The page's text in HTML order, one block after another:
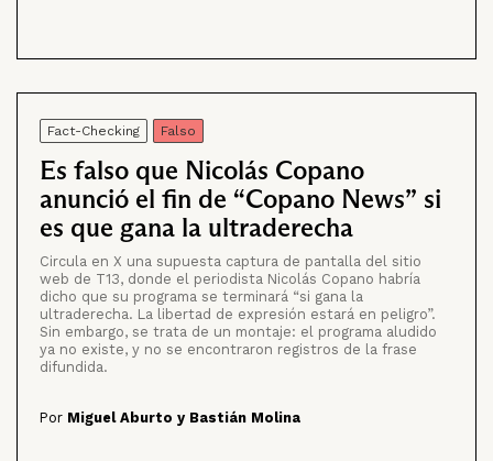
Fact-Checking Falso
Es falso que Nicolás Copano
anunció el fin de “Copano News” si
es que gana la ultraderecha
Circula en X una supuesta captura de pantalla del sitio
web de T13, donde el periodista Nicolás Copano habría
dicho que su programa se terminará “si gana la
ultraderecha. La libertad de expresión estará en peligro”.
Sin embargo, se trata de un montaje: el programa aludido
ya no existe, y no se encontraron registros de la frase
difundida.
Por Miguel Aburto y Bastián Molina